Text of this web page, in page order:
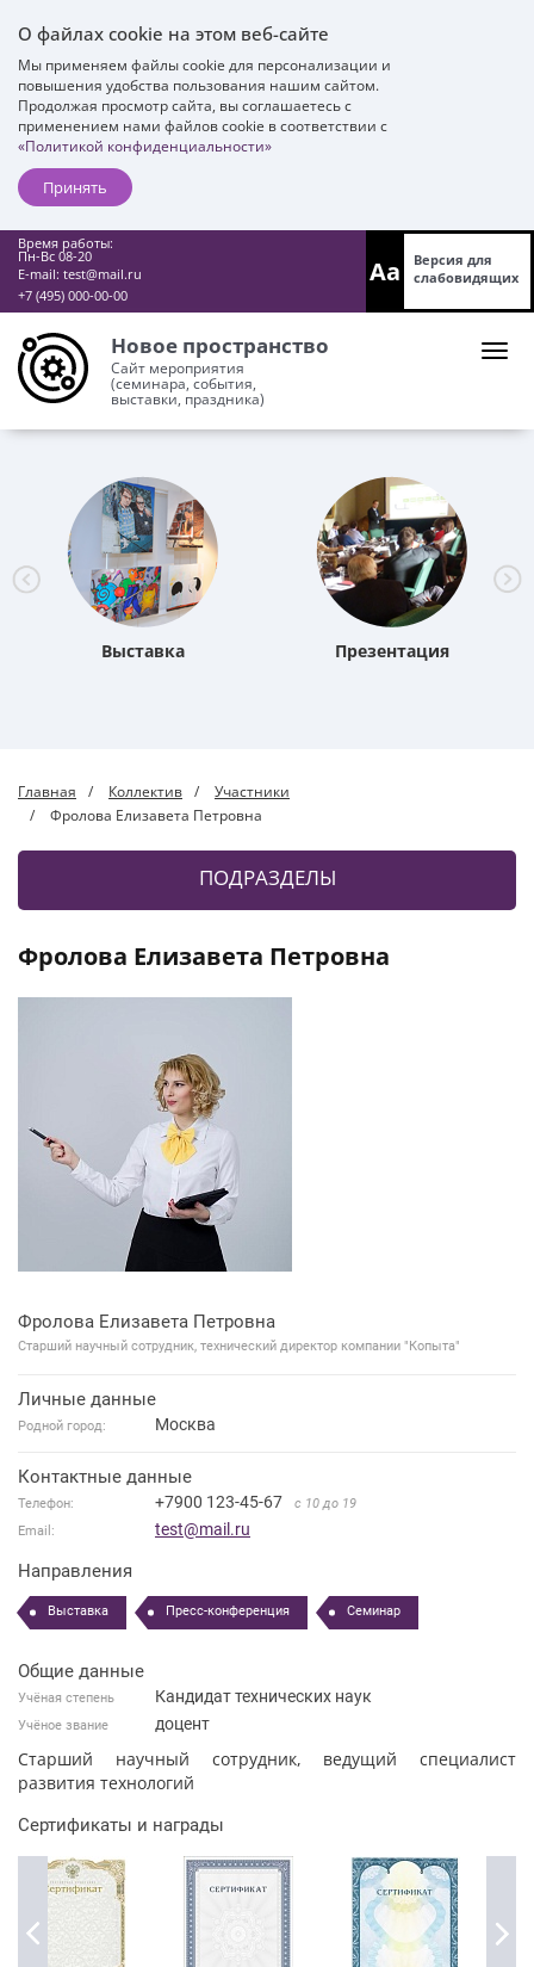
О файлах cookie на этом веб-сайте
Мы применяем файлы cookie для персонализации и
повышения удобства пользования нашим сайтом.
Продолжая просмотр сайта, вы соглашаетесь с
применением нами файлов cookie в соответствии с
«Политикой конфиденциальности»
Принять
Время работы:
Пн-Вс 08-20
E-mail: test@mail.ru
+7 (495) 000-00-00
Aa
Версия для
слабовидящих
Новое пространство
Сайт мероприятия
(семинара, события,
выставки, праздника)
Выставка Презентация
Главная Коллектив
Участники
Фролова Елизавета Петровна
ПОДРАЗДЕЛЫ
Фролова Елизавета Петровна
Фролова Елизавета Петровна
Старший научный сотрудник, технический директор компании "Копыта"
Личные данные
Родной город: Москва
Контактные данные
Телефон: +7900 123-45-67
с 10 до 19
Email:
test@mail.ru
Направления
Выставка Пресс-конференция Семинар
Общие данные
Учёная степень Кандидат технических наук
Учёное звание доцент
Старший научный сотрудник, ведущий специалист
развития технологий
Сертификаты и награды